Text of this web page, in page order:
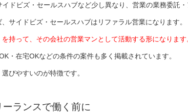
ドビズ・セールスハブなど少し異なり、営業の業務委託・
サイドビズ・セールスハブはリファラル営業になります。
持って、その会社の営業マンとして活動する形になります
・在宅OKなどの条件の案件も多く掲載されています。
びやすいのが特徴です。
ランスで働く前に